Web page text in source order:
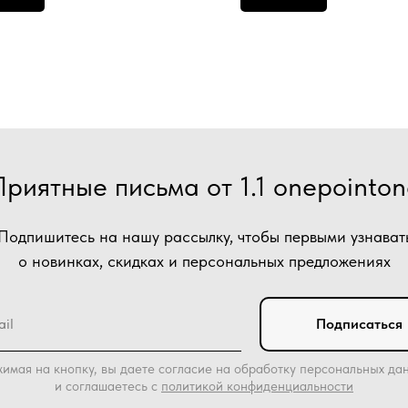
на нашу рассылку, чтобы первыми
о новинках, скидках и персональных предложениях
письма от 1.1
Подписаться
на кнопку, вы даете согласие на обработку персональных
и соглашаетесь c политикой конфиденциальности